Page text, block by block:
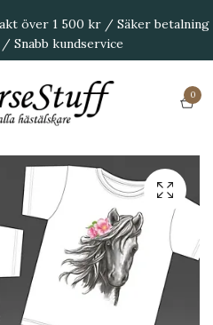
över 1 500 kr / Säker betalning
Snabb kundservice
0